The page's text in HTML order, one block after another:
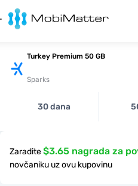
Turkey Premium 50 GB
Sparks
30 dana
Zaradite$3.65 nagrada za
novčaniku uz ovu kupovinu